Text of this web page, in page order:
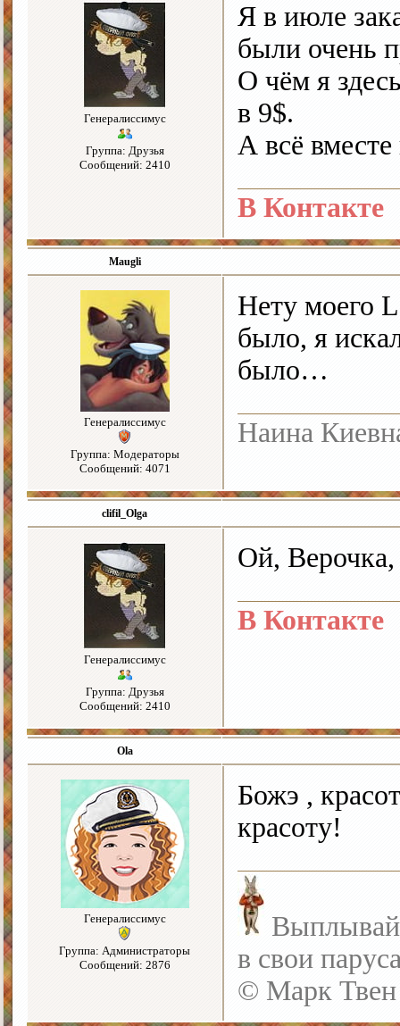
Генералиссимус
Группа: Друзья
Сообщений: 2410
Я в июле
были очень
О чём я
в 9$.
А всё
В Контакте
Maugli
Генералиссимус
Группа: Модераторы
Сообщений: 4071
Нету моего
было, я
было…
Наина
clifil_Olga
Генералиссимус
Группа: Друзья
Сообщений: 2410
Ой, Верочка,
В Контакте
Ola
Генералиссимус
Группа: Администраторы
Сообщений: 2876
Божэ ,
красоту!
в свои
© Марк Твен